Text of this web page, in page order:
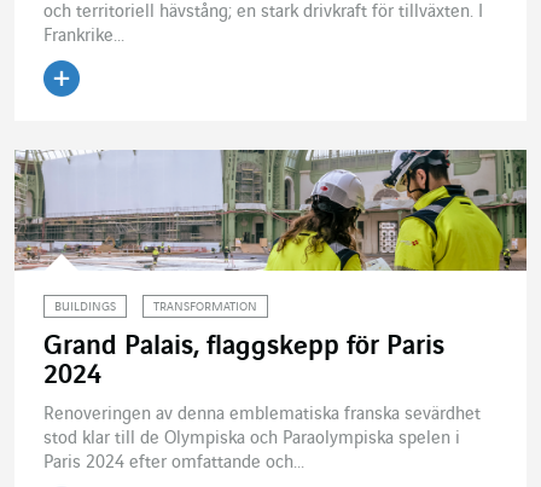
och territoriell hävstång; en stark drivkraft för tillväxten. I
Frankrike...
BUILDINGS TRANSFORMATION
Grand Palais, flaggskepp för Paris
2024
Renoveringen av denna emblematiska franska sevärdhet
stod klar till de Olympiska och Paraolympiska spelen i
Paris 2024 efter omfattande och...